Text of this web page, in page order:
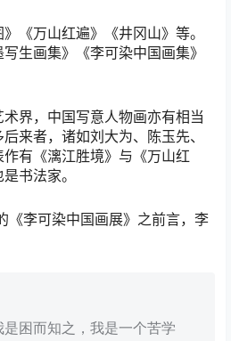
《万山红遍》《井冈山》等。
生画集》《李可染中国画集》
界，中国写意人物画亦有相当
来者，诸如刘大为、陈玉先、
有《漓江胜境》与《万山红
书法家。
《李可染中国画展》之前言，李
困而知之，我是一个苦学